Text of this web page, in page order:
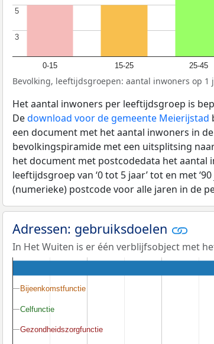
0-15 15-25 25-45
3
3
5
5
Bevolking, leeftijdsgroepen: aantal inwoners op
Het aantal inwoners per leeftijdsgroep is
Dedownload voor de gemeente Meierijstad
een document met het aantal inwoners in
bevolkingspiramide met een uitsplitsing
het document met postcodedata het aantal
leeftijdsgroep van ‘0 tot 5 jaar’ tot en met
(numerieke) postcode voor alle jaren in de
Adressen: gebruiksdoelen
In Het Wuiten is er één verblijfsobject met
Bijeenkomstfunctie
Bijeenkomstfunctie
Celfunctie
Celfunctie
Gezondheidszorgfunctie
Gezondheidszorgfunctie